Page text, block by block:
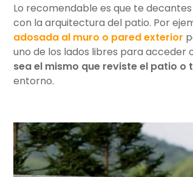
Lo recomendable es que te
con la arquitectura del patio. Por
adosada al muro o pared exterior
uno de los lados libres para acceder
sea el mismo que reviste el patio o
entorno.